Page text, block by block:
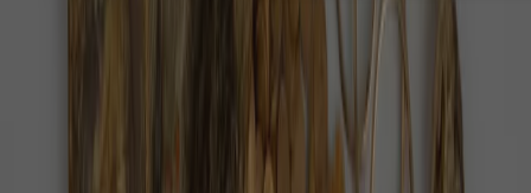
Červenec 2026 je pro milovníky noční oblohy
mimořádně bohatý. Během jednoho měsíce si Češi
Turisté našli u Zvičiny zlatý poklad,